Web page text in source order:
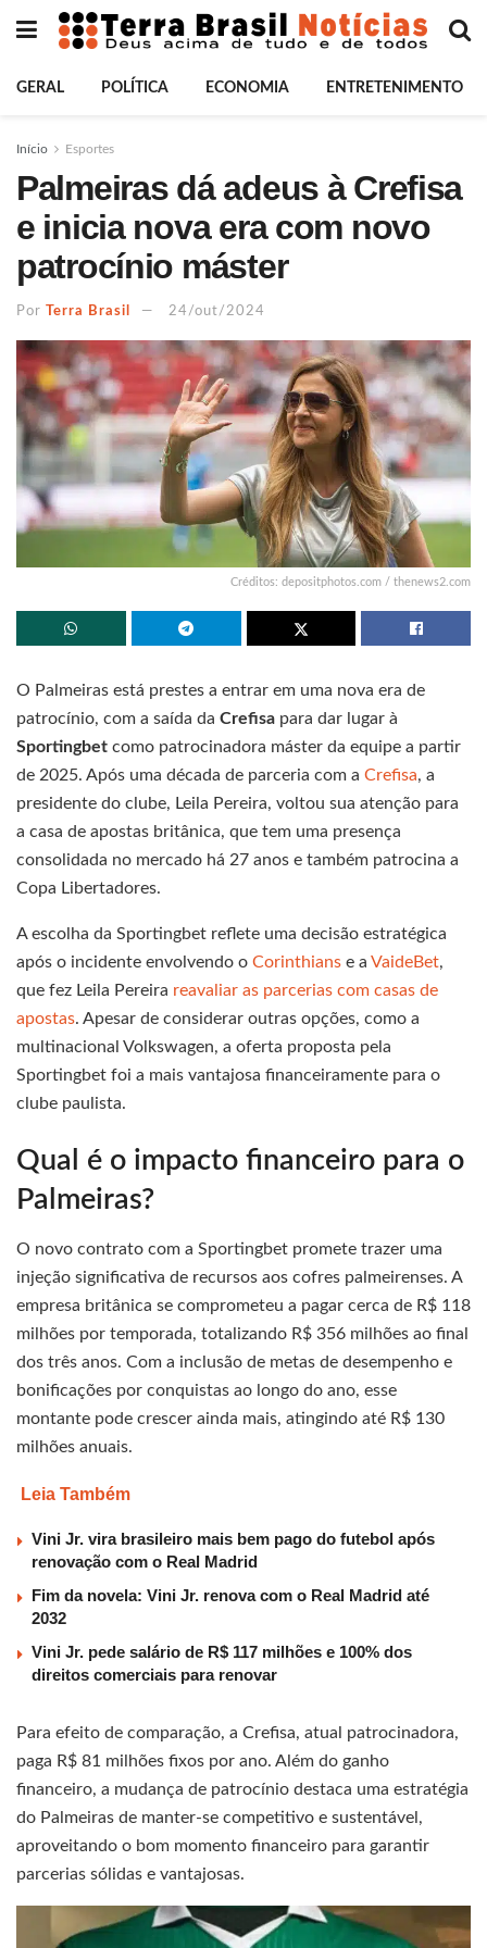
GERAL POLÍTICA ECONOMIA ENTRETENIMENTO
Início Esportes
Palmeiras dá adeus à Crefisa
e inicia nova era com novo
patrocínio máster
Por Terra Brasil 24/out/2024
Créditos: depositphotos.com / thenews2.com
O Palmeiras está prestes a entrar em uma nova era de
patrocínio, com a saída da Crefisa para dar lugar à
Sportingbet como patrocinadora máster da equipe a partir
de 2025. Após uma década de parceria com a Crefisa, a
presidente do clube, Leila Pereira, voltou sua atenção para
a casa de apostas britânica, que tem uma presença
consolidada no mercado há 27 anos e também patrocina a
Copa Libertadores.
A escolha da Sportingbet reflete uma decisão estratégica
após o incidente envolvendo o Corinthians e a VaideBet,
que fez Leila Pereira reavaliar as parcerias com casas de
apostas. Apesar de considerar outras opções, como a
multinacional Volkswagen, a oferta proposta pela
Sportingbet foi a mais vantajosa financeiramente para o
clube paulista.
Qual é o impacto financeiro para o
Palmeiras?
O novo contrato com a Sportingbet promete trazer uma
injeção significativa de recursos aos cofres palmeirenses. A
empresa britânica se comprometeu a pagar cerca de R$ 118
milhões por temporada, totalizando R$ 356 milhões ao final
dos três anos. Com a inclusão de metas de desempenho e
bonificações por conquistas ao longo do ano, esse
montante pode crescer ainda mais, atingindo até R$ 130
milhões anuais.
Leia Também
Vini Jr. vira brasileiro mais bem pago do futebol após
renovação com o Real Madrid
Fim da novela: Vini Jr. renova com o Real Madrid até
2032
Vini Jr. pede salário de R$ 117 milhões e 100% dos
direitos comerciais para renovar
Para efeito de comparação, a Crefisa, atual patrocinadora,
paga R$ 81 milhões fixos por ano. Além do ganho
financeiro, a mudança de patrocínio destaca uma estratégia
do Palmeiras de manter-se competitivo e sustentável,
aproveitando o bom momento financeiro para garantir
parcerias sólidas e vantajosas.